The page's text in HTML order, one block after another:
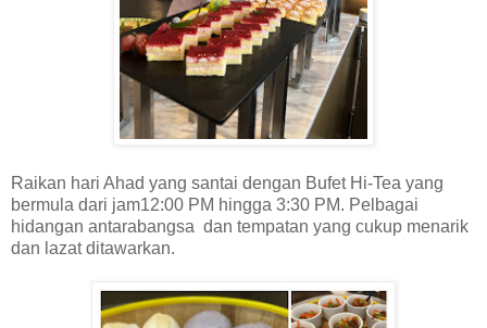
Raikan hari Ahad yang santai dengan Bufet Hi-Tea yang
bermula dari jam12:00 PM hingga 3:30 PM. Pelbagai
hidangan antarabangsa dan tempatan yang cukup menarik
dan lazat ditawarkan.